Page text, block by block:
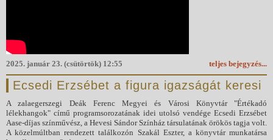
teljes bejegyzés...
2025. január 23. (csütörtök) 12:55
Ecsedi Erzsébet a figura igazságát keresi
A zalaegerszegi Deák Ferenc Megyei és Városi Könyvtár "Értékadó
lélekhangok" című programsorozatának idei utolsó vendége Ecsedi Erzsébet
Aase-díjas színművész, a Hevesi Sándor Színház társulatának örökös tagja volt.
A közelmúltban rendezett találkozón Szakál Eszter, a könyvtár munkatársa